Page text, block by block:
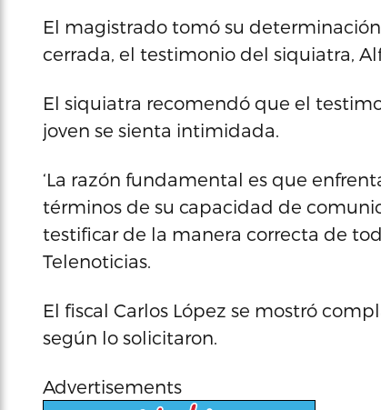
El magistrado tomó su
cerrada, el testimonio del siquiatra,
El siquiatra recomendó que el
joven se sienta intimidada.
‘La razón fundamental es que
términos de su capacidad de
testificar de la manera correcta de
Telenoticias.
El fiscal Carlos López se mostró
según lo solicitaron.
Advertisements